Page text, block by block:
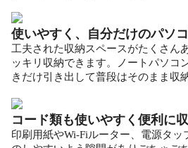
使いやすく、自分だけのパソ
工夫された収納スペースがたくさん
ッキリ収納できます。ノートパソコ
きだけ引き出して普段はそのまま収
コード類も使いやすく便利に
印刷用紙やWi-Fiルーター、電源タッ